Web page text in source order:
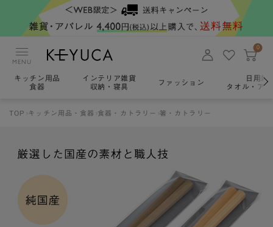
MENU
0
キッチン用品
食器
インテリア雑貨
収納・寝具
ファッション
日用雑
タオル・ア
TOP キッチン用品・食器 食器・カトラリー 箸・カトラリー